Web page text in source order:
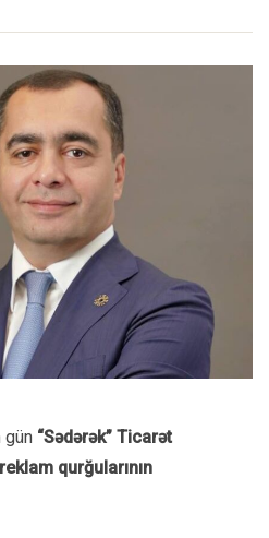
gün “Sədərək” Ticarət
qurğularının